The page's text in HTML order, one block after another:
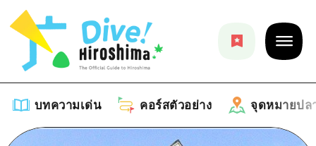
บทความเด่น คอร์สตัวอย่าง จุดหมายปล